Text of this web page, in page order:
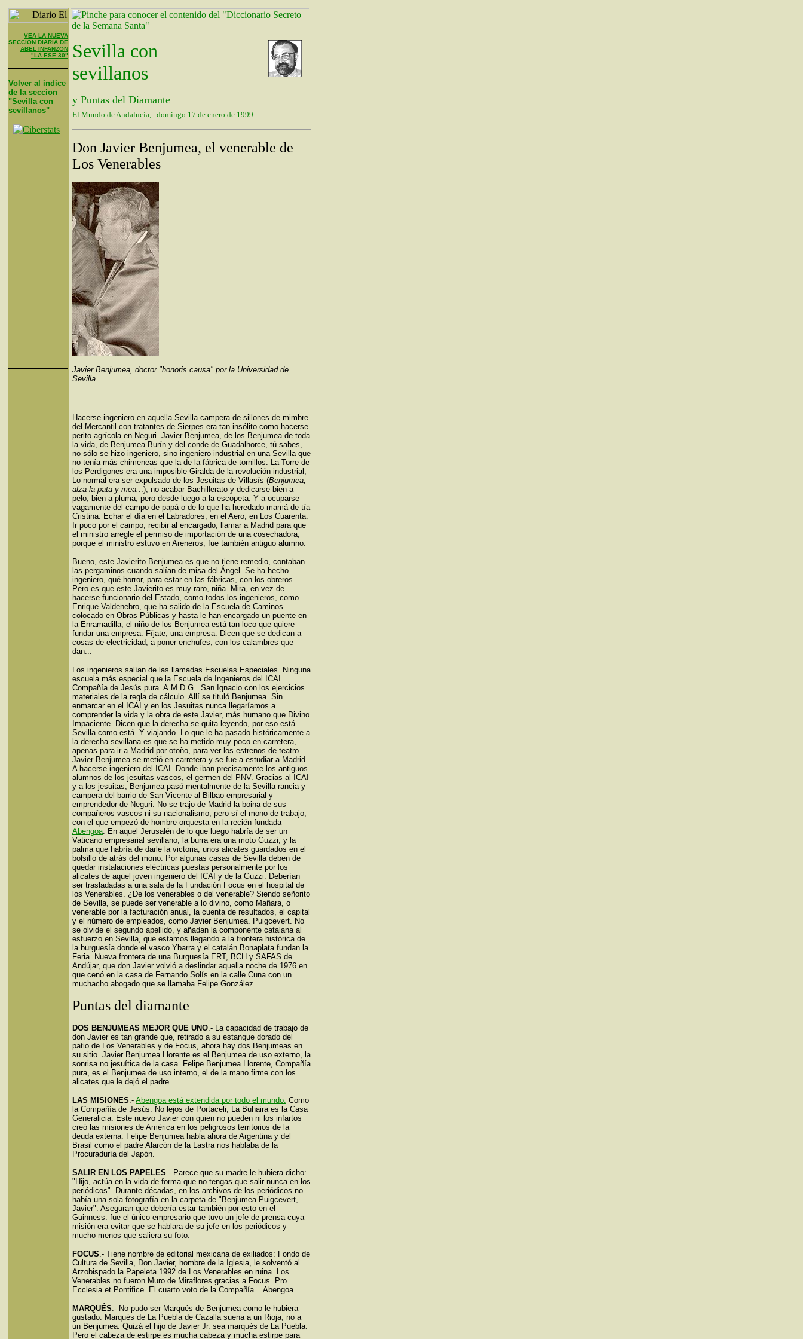
VEA LA NUEVA
SECCION DIARIA DE
ABEL INFANZON
"LA ESE 30"
Volver al indice
de la seccion
"Sevilla con
sevillanos"
Sevilla con
sevillanos
y Puntas del Diamante
El Mundo de Andalucía, domingo 17 de enero de 1999
Don Javier Benjumea, el venerable de
Los Venerables
Javier Benjumea, doctor "honoris causa" por la Universidad de
Sevilla
Hacerse ingeniero en aquella Sevilla campera de sillones de mimbre
del Mercantil con tratantes de Sierpes era tan insólito como hacerse
perito agrícola en Neguri. Javier Benjumea, de los Benjumea de toda
la vida, de Benjumea Burín y del conde de Guadalhorce, tú sabes,
no sólo se hizo ingeniero, sino ingeniero industrial en una Sevilla que
no tenía más chimeneas que la de la fábrica de tornillos. La Torre de
los Perdigones era una imposible Giralda de la revolución industrial,
Lo normal era ser expulsado de los Jesuitas de Villasís (Benjumea,
alza la pata y mea. ..), no acabar Bachillerato y dedicarse bien a
pelo, bien a pluma, pero desde luego a la escopeta. Y a ocuparse
vagamente del campo de papá o de lo que ha heredado mamá de tía
Cristina. Echar el día en el Labradores, en el Aero, en Los Cuarenta.
Ir poco por el campo, recibir al encargado, llamar a Madrid para que
el ministro arregle el permiso de importación de una cosechadora,
porque el ministro estuvo en Areneros, fue también antiguo alumno.
Bueno, este Javierito Benjumea es que no tiene remedio, contaban
las pergaminos cuando salían de misa del Ángel. Se ha hecho
ingeniero, qué horror, para estar en las fábricas, con los obreros.
Pero es que este Javierito es muy raro, niña. Mira, en vez de
hacerse funcionario del Estado, como todos los ingenieros, como
Enrique Valdenebro, que ha salido de la Escuela de Caminos
colocado en Obras Públicas y hasta le han encargado un puente en
la Enramadilla, el niño de los Benjumea está tan loco que quiere
fundar una empresa. Fíjate, una empresa. Dicen que se dedican a
cosas de electricidad, a poner enchufes, con los calambres que
dan...
Los ingenieros salían de las llamadas Escuelas Especiales. Ninguna
escuela más especial que la Escuela de Ingenieros del ICAI.
Compañía de Jesús pura. A.M.D.G.. San Ignacio con los ejercicios
materiales de la regla de cálculo. Allí se tituló Benjumea. Sin
enmarcar en el ICAI y en los Jesuitas nunca llegaríamos a
comprender la vida y la obra de este Javier, más humano que Divino
Impaciente. Dicen que la derecha se quita leyendo, por eso está
Sevilla como está. Y viajando. Lo que le ha pasado históricamente a
la derecha sevillana es que se ha metido muy poco en carretera,
apenas para ir a Madrid por otoño, para ver los estrenos de teatro.
Javier Benjumea se metió en carretera y se fue a estudiar a Madrid.
A hacerse ingeniero del ICAI. Donde iban precisamente los antiguos
alumnos de los jesuitas vascos, el germen del PNV. Gracias al ICAI
y a los jesuitas, Benjumea pasó mentalmente de la Sevilla rancia y
campera del barrio de San Vicente al Bilbao empresarial y
emprendedor de Neguri. No se trajo de Madrid la boina de sus
compañeros vascos ni su nacionalismo, pero sí el mono de trabajo,
con el que empezó de hombre-orquesta en la recién fundada
Abengoa. En aquel Jerusalén de lo que luego habría de ser un
Vaticano empresarial sevillano, la burra era una moto Guzzi, y la
palma que habría de darle la victoria, unos alicates guardados en el
bolsillo de atrás del mono. Por algunas casas de Sevilla deben de
quedar instalaciones eléctricas puestas personalmente por los
alicates de aquel joven ingeniero del ICAI y de la Guzzi. Deberían
ser trasladadas a una sala de la Fundación Focus en el hospital de
los Venerables. ¿De los venerables o del venerable? Siendo señorito
de Sevilla, se puede ser venerable a lo divino, como Mañara, o
venerable por la facturación anual, la cuenta de resultados, el capital
y el número de empleados, como Javier Benjumea. Puigcevert. No
se olvide el segundo apellido, y añadan la componente catalana al
esfuerzo en Sevilla, que estamos llegando a la frontera histórica de
la burguesía donde el vasco Ybarra y el catalán Bonaplata fundan la
Feria. Nueva frontera de una Burguesía ERT, BCH y SAFAS de
Andújar, que don Javier volvió a deslindar aquella noche de 1976 en
que cenó en la casa de Fernando Solís en la calle Cuna con un
muchacho abogado que se llamaba Felipe González...
Puntas del diamante
DOS BENJUMEAS MEJOR QUE UNO.- La capacidad de trabajo de
don Javier es tan grande que, retirado a su estanque dorado del
patio de Los Venerables y de Focus, ahora hay dos Benjumeas en
su sitio. Javier Benjumea Llorente es el Benjumea de uso externo, la
sonrisa no jesuítica de la casa. Felipe Benjumea Llorente, Compañía
pura, es el Benjumea de uso interno, el de la mano firme con los
alicates que le dejó el padre.
LAS MISIONES.- Abengoa está extendida por todo el mundo. Como
la Compañía de Jesús. No lejos de Portaceli, La Buhaira es la Casa
Generalicia. Este nuevo Javier con quien no pueden ni los infartos
creó las misiones de América en los peligrosos territorios de la
deuda externa. Felipe Benjumea habla ahora de Argentina y del
Brasil como el padre Alarcón de la Lastra nos hablaba de la
Procuraduría del Japón.
SALIR EN LOS PAPELES.- Parece que su madre le hubiera dicho:
"Hijo, actúa en la vida de forma que no tengas que salir nunca en los
periódicos". Durante décadas, en los archivos de los periódicos no
había una sola fotografía en la carpeta de "Benjumea Puigcevert,
Javier". Aseguran que debería estar también por esto en el
Guinness: fue el único empresario que tuvo un jefe de prensa cuya
misión era evitar que se hablara de su jefe en los periódicos y
mucho menos que saliera su foto.
FOCUS.- Tiene nombre de editorial mexicana de exiliados: Fondo de
Cultura de Sevilla, Don Javier, hombre de la Iglesia, le solventó al
Arzobispado la Papeleta 1992 de Los Venerables en ruina. Los
Venerables no fueron Muro de Miraflores gracias a Focus. Pro
Ecclesia et Pontifice. El cuarto voto de la Compañía... Abengoa.
MARQUÉS.- No pudo ser Marqués de Benjumea como le hubiera
gustado. Marqués de La Puebla de Cazalla suena a un Rioja, no a
un Benjumea. Quizá el hijo de Javier Jr. sea marqués de La Puebla.
Pero el cabeza de estirpe es mucha cabeza y mucha estirpe para